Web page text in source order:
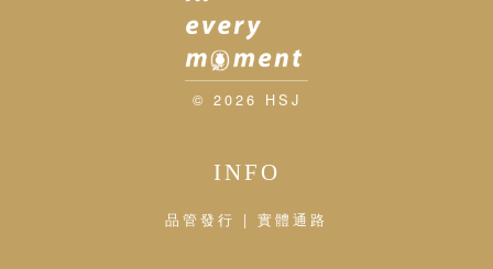
© 2026 HSJ
INFO
品管發行 | 實體通路